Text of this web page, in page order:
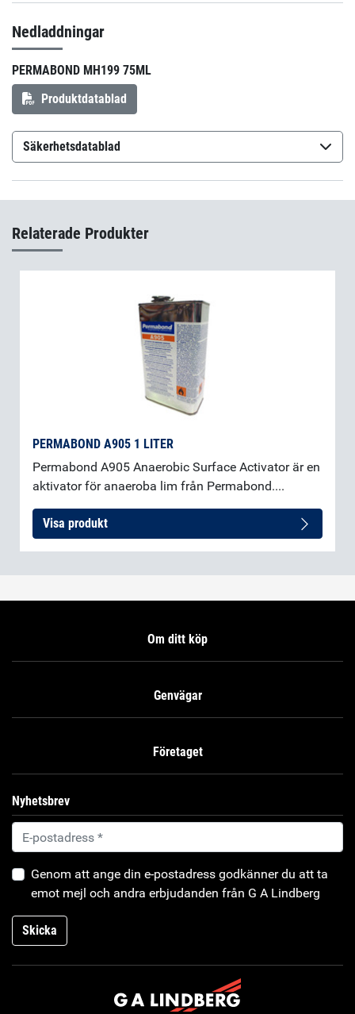
Nedladdningar
PERMABOND MH199 75ML
Produktdatablad
Säkerhetsdatablad
Permabond MH199 (sv-SE)
Relaterade Produkter
PERMABOND A905 1 LITER
Permabond A905 Anaerobic Surface Activator är en
aktivator för anaeroba lim från Permabond....
Visa produkt
Om ditt köp
Genvägar
Företaget
Nyhetsbrev
Genom att ange din e-postadress godkänner du att ta
emot mejl och andra erbjudanden från G A Lindberg
Skicka